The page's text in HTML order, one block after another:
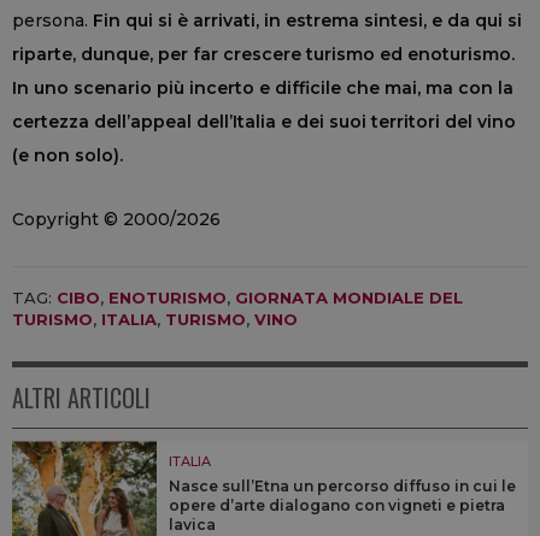
persona. Fin qui si è arrivati, in estrema sintesi, e da qui si
riparte, dunque, per far crescere turismo ed enoturismo.
In uno scenario più incerto e difficile che mai, ma con la
certezza dell’appeal dell’Italia e dei suoi territori del vino
(e non solo).
Copyright © 2000/2026
TAG: CIBO, ENOTURISMO, GIORNATA MONDIALE DEL
TURISMO, ITALIA, TURISMO, VINO
ALTRI ARTICOLI
ITALIA
Nasce sull’Etna un percorso diffuso in cui le
opere d’arte dialogano con vigneti e pietra
lavica